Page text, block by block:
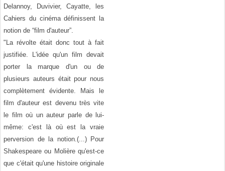
Delannoy, Duvivier, Cayatte, les
Cahiers du cinéma définissent la
notion de “film d'auteur”.
"La révolte était donc tout à fait
justifiée. L'idée qu'un film devait
porter la marque d'un ou de
plusieurs auteurs était pour nous
complètement évidente. Mais le
film d'auteur est devenu très vite
le film où un auteur parle de lui-
même: c'est là où est la vraie
perversion de la notion.(...) Pour
Shakespeare ou Molière qu'est-ce
que c'était qu'une histoire originale